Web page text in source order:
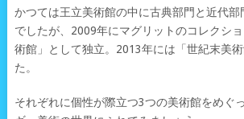
かつては王立美術館の中に古典部門と近代
でしたが、2009年にマグリットのコレクシ
術館」として独立。2013年には「世紀末美
た。
それぞれに個性が際立つ3つの美術館をめぐ